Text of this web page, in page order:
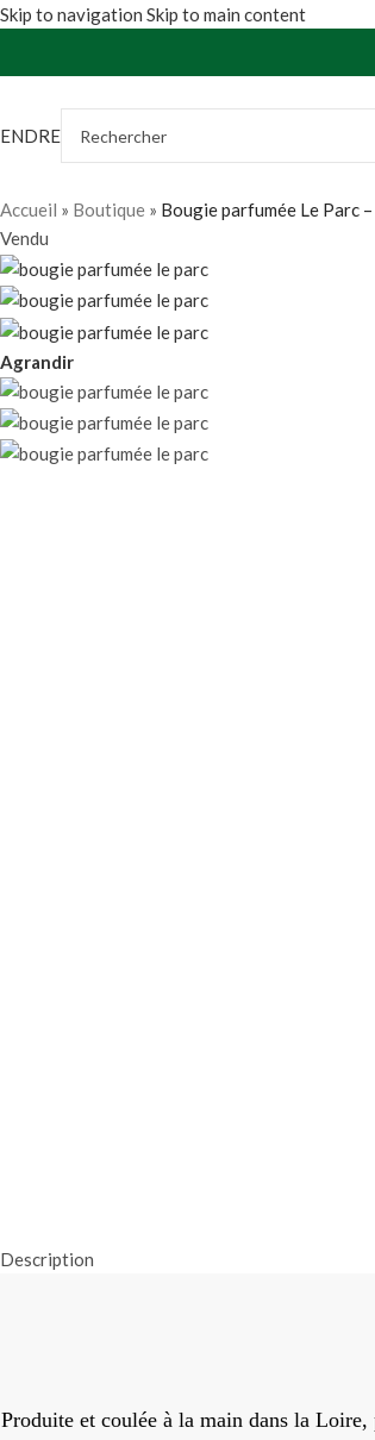
Skip to navigation Skip to main content
Accueil » Boutique » Bougie parfumée Le Parc
Vendu
Agrandir
Description
Produite et coulée à la main dans la